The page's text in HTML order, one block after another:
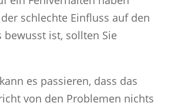
schlechte Einfluss auf den
bewusst ist, sollten Sie
es passieren, dass das
von den Problemen nichts